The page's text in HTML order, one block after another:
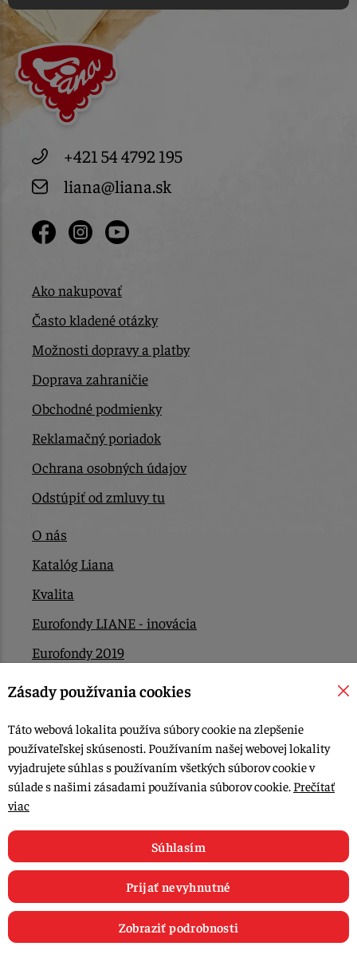
+421 54 4792 195
liana@liana.sk
Ako nakupovať
Často kladené otázky
Možnosti dopravy a platby
Doprava zahraničie
Obchodné podmienky
Reklamačný poriadok
Ochrana osobných údajov
Odstúpiť od zmluvy tu
O nás
Katalóg Liana
Kvalita
Eurofondy LIANE - inovácia
Eurofondy 2019
Eurofondy 2022/2023
Kontakt
© 2015-2026, LIANA GOLIAŠ s.r.o. všetky práva vyhradené.
Upraviť nastavenia Cookies
Zásady používania cookies
Táto webová lokalita používa súbory cookie na zlepšenie
používateľskej skúsenosti. Používaním našej webovej lokality
vyjadrujete súhlas s používaním všetkých súborov cookie v
súlade s našimi zásadami používania súborov cookie. Prečítať
viac
Súhlasím
Prijať nevyhnutné
Zobraziť podrobnosti